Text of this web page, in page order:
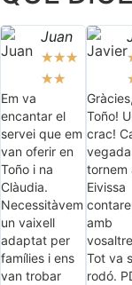
Juan
★★★
★★
Em va
encantar el
servei que em
van oferir en
Toño i na
Clàudia.
Necessitàvem
un vaixell
adaptat per
famílies i ens
van trobar
Gràcies,
Toño!
crac!
tornem
Eivissa
amb
Tot va
rodó.